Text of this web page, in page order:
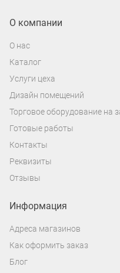
набором функций.
устройство - это
автомобильный
возможностям,
проведенная за
незабываемой.
О компании
О нас
Каталог
Услуги цеха
Дизайн помещений
Торговое оборудование на
Готовые работы
Контакты
Реквизиты
Отзывы
Информация
Адреса магазинов
Как оформить заказ
Блог